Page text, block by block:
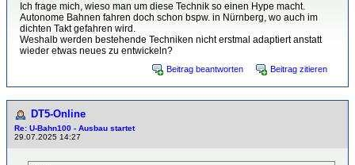
Ich frage mich, wieso man um diese Technik so einen Hype macht.
Autonome Bahnen fahren doch schon bspw. in Nürnberg, wo auch im
dichten Takt gefahren wird.
Weshalb werden bestehende Techniken nicht erstmal adaptiert anstatt
wieder etwas neues zu entwickeln?
Beitrag beantworten Beitrag zitieren
DT5-Online
Re: U-Bahn100 - Ausbau startet
29.07.2025 14:27